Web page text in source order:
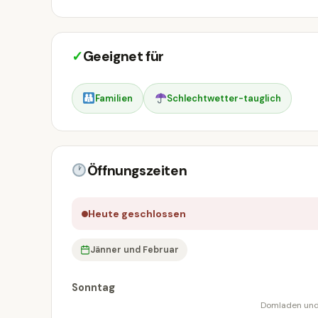
✓Geeignet für
Familien Schlechtwetter-tauglich
Öffnungszeiten
Heute geschlossen
Jänner und Februar
Sonntag
Domladen